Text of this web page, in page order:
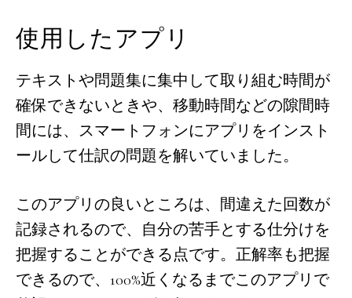
使用したアプリ
テキストや問題集に集中して取り組む時間が
確保できないときや、移動時間などの隙間時
間には、スマートフォンにアプリをインスト
ールして仕訳の問題を解いていました。
このアプリの良いところは、間違えた回数が
記録されるので、自分の苦手とする仕分けを
把握することができる点です。正解率も把握
できるので、100%近くなるまでこのアプリで